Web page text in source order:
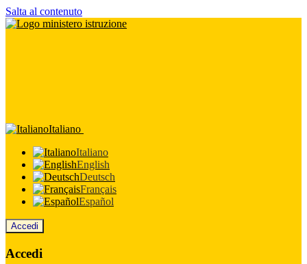
Salta al contenuto
Italiano
Italiano
English
Deutsch
Français
Español
Accedi
Accedi